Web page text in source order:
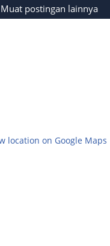
Muat postingan lainnya
location on Google Maps